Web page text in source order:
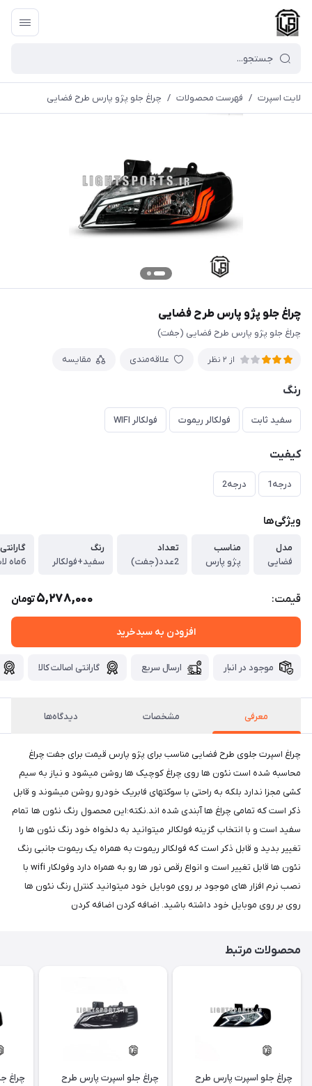
لایت اسپرت / فهرست محصولات / چراغ جلو پژو پارس طرح فضایی
چراغ جلو پژو پارس طرح فضایی
چراغ جلو پژو پارس طرح فضایی (جفت)
از 2 نظر علاقه‌مندی مقایسه
رنگ
سفید ثابت فولکالر ریموت فولکالر WIFI
کیفیت
درجه1 درجه2
ویژگی‌ها
مدل
فضایی
مناسب
پژو پارس
تعداد
2عدد(جفت)
رنگ
سفید+فولکالر
گارانتی
6ماه لایت اسپرت
قیمت: 5,278,000تومان
افزودن به سبدخرید
موجود در انبار ارسال سریع گارانتی اصالت کالا
معرفی مشخصات دیدگاه‌ها
چراغ اسپرت جلوی طرح فضایی مناسب برای پژو پارس قیمت برای جفت چراغ
محاسبه شده است نئون ها روی چراغ کوچیک ها روشن میشود و نیاز به سیم
کشی مجزا ندارد بلکه به راحتی با سوکتهای فابریک خودرو روشن میشوند و قابل
ذکر است که تمامی چراغ ها آبندی شده اند.نکته:این محصول رنگ نئون ها تمام
سفید است و با انتخاب گزینه فولکالر میتوانید به دلخواه خود رنگ نئون ها را
تغییر بدید و قابل ذکر است که فولکالر ریموت به همراه یک ریموت جانبی رنگ
نئون ها قابل تغییر است و انواع رقص نور ها رو به همراه دارد وفولکار wifi با
نصب نرم افزار های موجود بر روی موبایل خود میتوانید کنترل رنگ نئون ها
روی بر روی موبایل خود داشته باشید. اضافه کردن اضافه کردن
محصولات مرتبط
چراغ جلو اسپرت پارس طرح
چراغ جلو اسپرت پارس طرح
چراغ